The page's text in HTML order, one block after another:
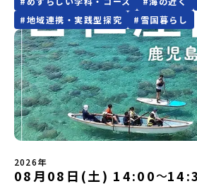
BASE2階公式HP：http://c-
当：小川・小原E-mail：
験」のプログラム開催情報を公式LINEに
さい♪地域みらい留学公式LINE
や、中学生のみなさんの素朴な疑問にスタ
す。チャットでの質問も可能ですので、ぜ
してご参加ください。▼お申し込み前に必
規約への同意プログラムへの参加申し込み
込みに関する各規約」への同意が必須とな
い。・抽選による参加者決定についてお申
ら抽選の上、締め切り日から1週間を目途
ただいたメールアドレス宛に「当選／落選
ます。当選者は、メールに記載された「当
以内に回答いただき、確認フォームの提出
ていただきます。当選確認フォームの期日
い場合は、当選を取り消しとさせていただ
あった場合は、繰り上げ当選者へご連絡さ
の場合は、締め切り後1週間を目途に当落結
【申し込み受付期間】6月8日(月)12：00
まで疑問も不安もワクワクに変える！「お
プアップ説明会プログラムの内容を詳しく
みを迷われている方向けにZoomでのオン
知りたい情報のレベルに合わせて、以下の
ださい。【STEP 1】全体オンライン説明
中！）〜まずは「おためし地域留学」を知
以上の地域から選んで参加できる「おため
魅力について、説明会を開催しました。中
制」についても詳しく解説しています。ぜ
ご視聴ください。🎬 [アーカイブ動画を視
#地域連携・実践型探究 #雪国暮らし
2026年
08月08日(土) 14:00〜